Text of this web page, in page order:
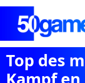
Top des